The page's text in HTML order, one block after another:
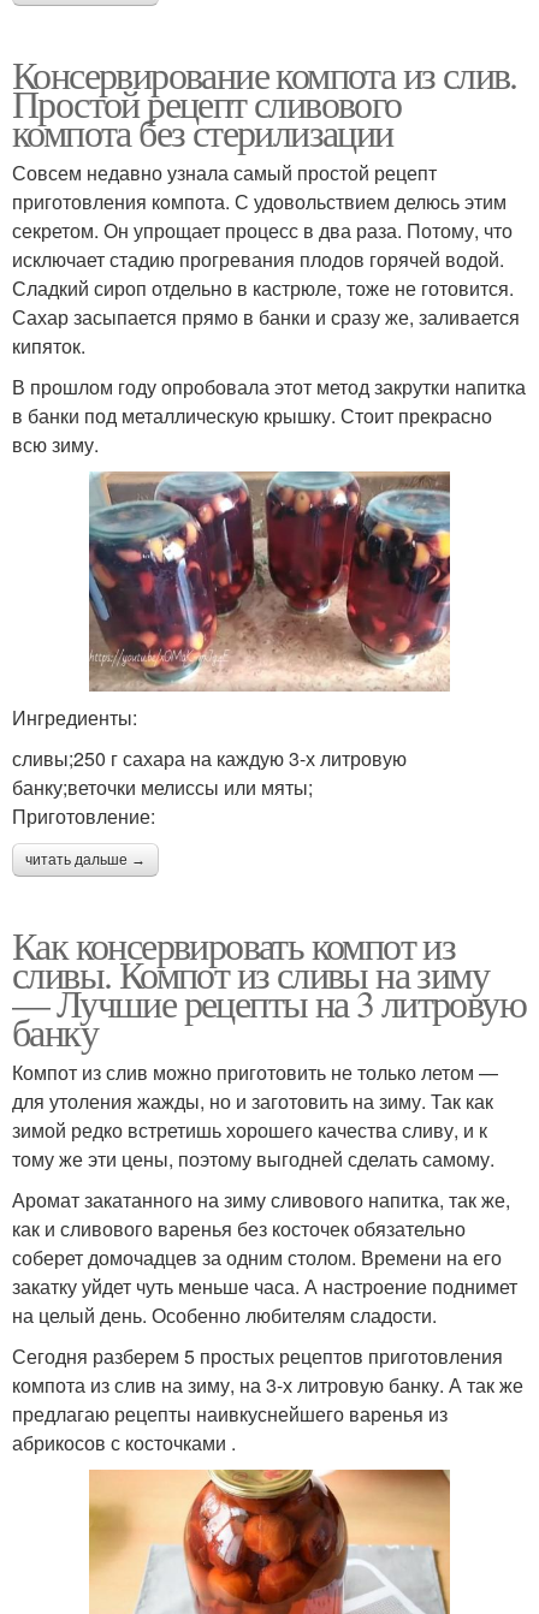
Консервирование компота из слив.
Простой рецепт сливового
компота без стерилизации
Совсем недавно узнала самый простой рецепт
приготовления кoмпота. С удовольствием делюсь этим
секретом. Он упрощает процесс в два раза. Потому, что
исключает стадию прогревания плодов горячей водой.
Сладкий сироп отдельно в кастрюле, тоже не готовится.
Сахар засыпается прямо в банки и сразу же, заливается
кипяток.
В прошлом году опробовала этот метод закрутки напитка
в банки под металлическую крышку. Стоит прекрасно
всю зиму.
Ингредиенты:
сливы;250 г сахара на каждую 3-х литровую
банку;веточки мелиссы или мяты;
Приготовление:
читать дальше →
Как консервировать компот из
сливы. Компот из сливы на зиму
— Лучшие рецепты на 3 литровую
банку
Компот из слив можно приготовить не только летом —
для утоления жажды, но и заготовить на зиму. Так как
зимой редко встретишь хорошего качества сливу, и к
тому же эти цены, поэтому выгодней сделать самому.
Аромат закатанного на зиму сливового напитка, так же,
как и сливового варенья без косточек обязательно
соберет домочадцев за одним столом. Времени на его
закатку уйдет чуть меньше часа. А настроение поднимет
на целый день. Особенно любителям сладости.
Сегодня разберем 5 простых рецептов приготовления
компота из слив на зиму, на 3-х литровую банку. А так же
предлагаю рецепты наивкуснейшего варенья из
абрикосов с косточками .